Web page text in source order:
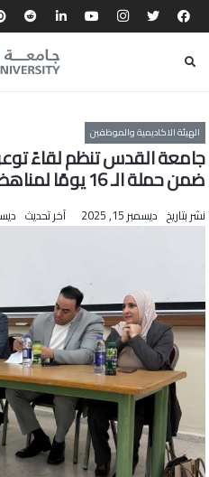
الهيئة الاكاديمية والموظفين
جامعة القدس تنظم لقاءً
ضمن حملة الـ 16 يومًا لمناهضة العنف ضد المرأة
نشر بتاريخ ديسمبر 15, 2025 آخر تحديث